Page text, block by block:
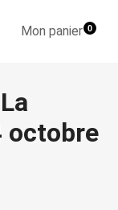
Mon panier0
octobre